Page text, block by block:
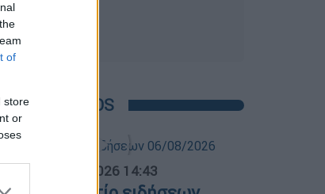
of
store
or
VIDEOS
06.08.2026 14:43